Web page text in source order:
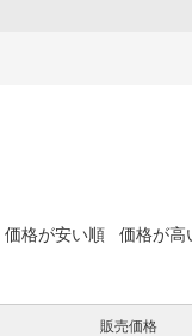
価格が安い順 価格が高
販売価格